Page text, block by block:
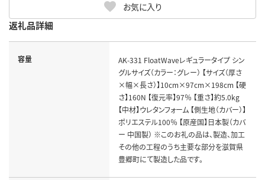
お気に入り
返礼品詳細
容量
AK-331 FloatWaveレギュラータイプ シン
グルサイズ（カラー：グレー） 【サイズ（厚さ
×幅×長さ）】10cm×97cm×198cm 【硬
さ】160N 【復元率】97％ 【重さ】約5.0kg
【中材】ウレタンフォーム 【側生地（カバー）】
ポリエステル100％ 【原産国】日本製（カバ
ー 中国製） ※このお礼の品は、製造、加工
その他の工程のうち主要な部分を滋賀県
豊郷町にて製造した品です。